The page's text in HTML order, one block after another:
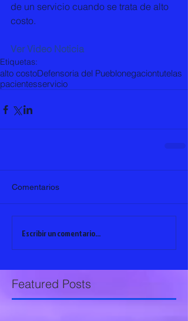
de un servicio cuando se trata de alto
costo.
Ver Video Noticia
Etiquetas:
alto costoDefensoria del Pueblonegaciontutelas
pacientesservicio
Comentarios
Escribir un comentario...
Featured Posts